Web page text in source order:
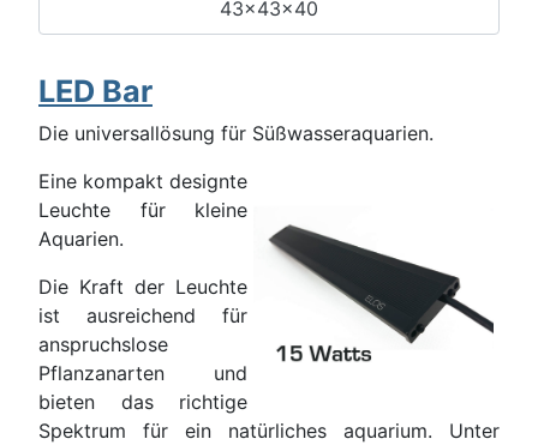
43x43x40
LED Bar
Die universallösung für Süßwasseraquarien.
Eine kompakt designte
Leuchte für kleine
Aquarien.
Die Kraft der Leuchte
ist ausreichend für
anspruchslose
Pflanzanarten und
bieten das richtige
Spektrum für ein natürliches aquarium. Unter